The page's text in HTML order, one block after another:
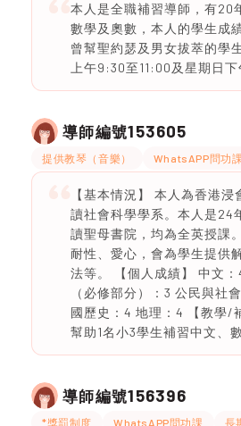
本人是全職補習導師，有20
數學及奧數，本人的學生成
曾幫聖約瑟及男女拔萃的學
上午9:30至11:00及星期日
導師編號153605
提供教琴（音樂） WhatsAPP問功課
【基本情況】 本人為香港
讀社會科學學系。本人是24
讀聖母書院，均為全英授課
耐性、愛心，會為學生提供
法等。 【個人成績】 中文
（必修部分）：3 公民與社
國歷史：4 地理：4 【教學/
幫助1名小3學生補習中文、
導師編號156396
*獎罰制度 WhatsAPP問功課 長